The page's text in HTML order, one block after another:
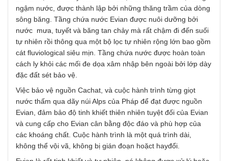
ngậm nước, được thành lập bởi những thăng trầm của dòng
sông băng. Tầng chứa nước Evian được nuôi dưỡng bởi
nước mưa, tuyết và băng tan chảy mà rất chậm đi đến suối
tự nhiên rồi thông qua một bộ lọc tự nhiên rộng lớn bao gồm
cát fluviological siêu mịn. Tầng chứa nước được hoàn toàn
cách ly khỏi các mối đe dọa xâm nhập bên ngoài bởi lớp dày
đặc đất sét bảo vệ.
Việc bảo vệ nguồn Cachat, và cuộc hành trình từng giọt
nước thấm qua dãy núi Alps của Pháp để đạt được nguồn
Evian, đảm bảo độ tinh khiết thiên nhiên tuyệt đối của Evian
và cung cấp cho Evian cân bằng độc đáo và phù hợp của
các khoáng chất. Cuộc hành trình là một quá trình dài,
không thể vội vã, không bị gián đoạn hoặct hayđổi.